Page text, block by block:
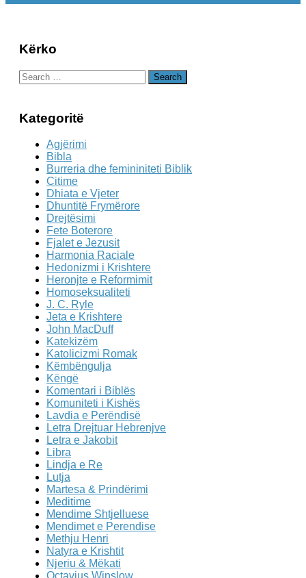
Kërko
Search
for:
Kategoritë
Agjërimi
Bibla
Burreria dhe femininiteti Biblik
Citime
Dhiata e Vjeter
Dhuntitë Frymërore
Drejtësimi
Fete Boterore
Fjalet e Jezusit
Harmonia Raciale
Hedonizmi i Krishtere
Heronjte e Reformimit
Homoseksualiteti
J. C. Ryle
Jeta e Krishtere
John MacDuff
Katekizëm
Katolicizmi Romak
Këmbëngulja
Këngë
Komentari i Biblës
Komuniteti i Kishës
Lavdia e Perëndisë
Letra Drejtuar Hebrenjve
Letra e Jakobit
Libra
Lindja e Re
Lutja
Martesa & Prindërimi
Meditime
Mendime Shtjelluese
Mendimet e Perendise
Methju Henri
Natyra e Krishtit
Njeriu & Mëkati